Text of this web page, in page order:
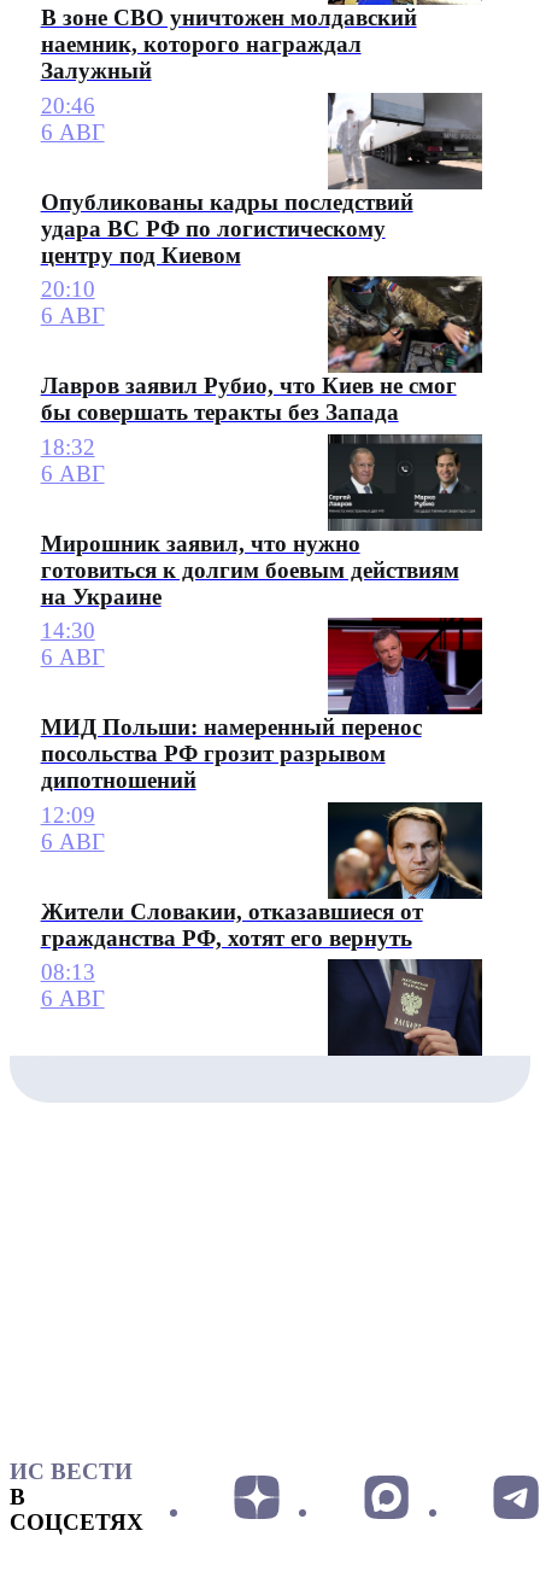
В зоне СВО уничтожен молдавский
наемник, которого награждал
Залужный
20:46
6 АВГ
Опубликованы кадры последствий
удара ВС РФ по логистическому
центру под Киевом
20:10
6 АВГ
Лавров заявил Рубио, что Киев не смог
бы совершать теракты без Запада
18:32
6 АВГ
Мирошник заявил, что нужно
готовиться к долгим боевым действиям
на Украине
14:30
6 АВГ
МИД Польши: намеренный перенос
посольства РФ грозит разрывом
дипотношений
12:09
6 АВГ
Жители Словакии, отказавшиеся от
гражданства РФ, хотят его вернуть
08:13
6 АВГ
ИС ВЕСТИ
В
СОЦСЕТЯХ